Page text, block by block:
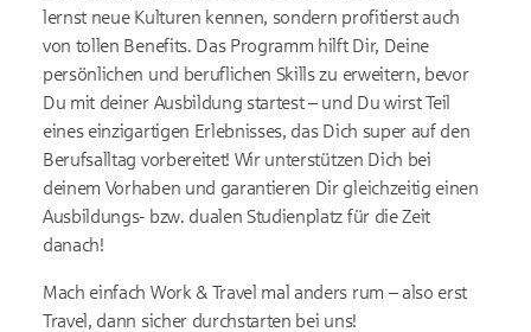
lernst neue Kulturen kennen, sondern profitierst auch
von tollen Benefits. Das Programm hilft Dir, Deine
persönlichen und beruflichen Skills zu erweitern, bevor
Du mit deiner Ausbildung startest – und Du wirst Teil
eines einzigartigen Erlebnisses, das Dich super auf den
Berufsalltag vorbereitet! Wir unterstützen Dich bei
deinem Vorhaben und garantieren Dir gleichzeitig einen
Ausbildungs- bzw. dualen Studienplatz für die Zeit
danach!
Mach einfach Work & Travel mal anders rum – also erst
Travel, dann sicher durchstarten bei uns!